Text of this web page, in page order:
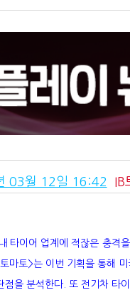
03월 12일 16:42 IB
타이어 업계에 적잖은 충격
마토>는 이번 기획을 통해
을 분석한다. 또 전기차 타